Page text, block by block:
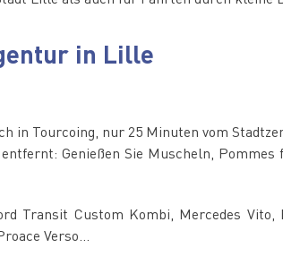
in Lille
in Tourcoing, nur 25 Minuten vom
Genießen Sie Muscheln,
Transit Custom Kombi, Mercedes Vito,
Verso...